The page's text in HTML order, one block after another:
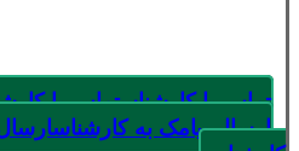
تماس با کارشناستماس با
ارسال پیامک به کارشناس